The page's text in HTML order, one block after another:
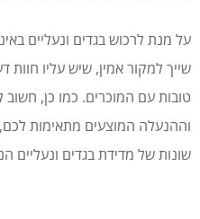
על מנת לרכוש בגדים ונעליים
שייך למקור אמין, שיש עליו חוות
טובות עם המוכרים. כמו כן,
וההנעלה המוצעים מתאימות
שונות של מדידת בגדים ונעליים